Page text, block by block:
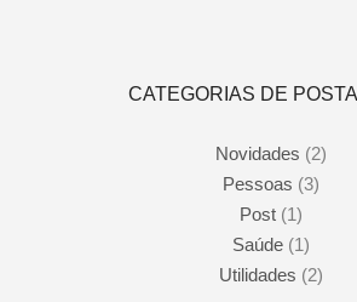
CATEGORIAS DE
Novidades (2)
Pessoas (3)
Post (1)
Saúde (1)
Utilidades (2)